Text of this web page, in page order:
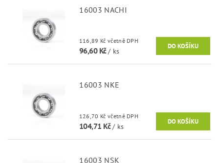
16003 NACHI
116,89 Kč včetně DPH
96,60 Kč/ ks
16003 NKE
126,70 Kč včetně DPH
104,71 Kč/ ks
16003 NSK